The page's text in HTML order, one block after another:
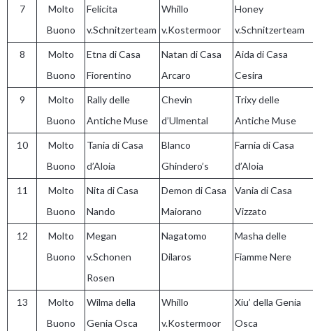
7
Molto
Buono
Felicita
v.Schnitzerteam
Whillo
v.Kostermoor
Honey
v.Schnitzerteam
8
Molto
Buono
Etna di Casa
Fiorentino
Natan di Casa
Arcaro
Aida di Casa
Cesira
9
Molto
Buono
Rally delle
Antiche Muse
Chevin
d’Ulmental
Trixy delle
Antiche Muse
10
Molto
Buono
Tania di Casa
d’Aloia
Blanco
Ghindero’s
Farnia di Casa
d’Aloia
11
Molto
Buono
Nita di Casa
Nando
Demon di Casa
Maiorano
Vania di Casa
Vizzato
12
Molto
Buono
Megan
v.Schonen
Rosen
Nagatomo
Dilaros
Masha delle
Fiamme Nere
13
Molto
Buono
Wilma della
Genia Osca
Whillo
v.Kostermoor
Xiu’ della Genia
Osca